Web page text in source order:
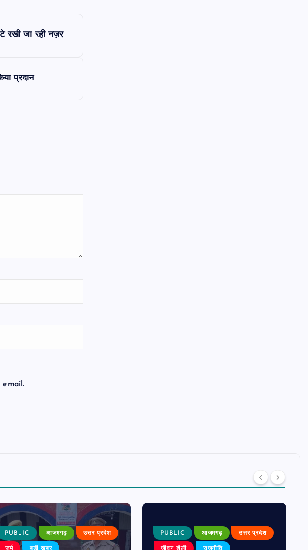
रखी जा रही नज़र
प्रदान
email.
PUBLIC आजमगढ़ उत्तर प्रदेश
जुर्म बड़ी खबर
PUBLIC आजमगढ़ उत्तर प्रदेश
जीवन शैली राजनीति